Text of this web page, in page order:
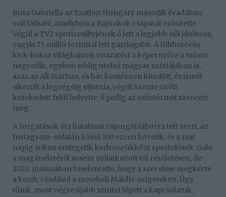
Busa Gabriella az Exatlon Hungary második évadában
volt látható, amelyben a Bajnokok csapatát erősítette.
Végül a TV2 sportreailtyjének ő lett a legjobb női játékosa,
vagyis 15 millió forinttal lett gazdagabb. A többszörös
kick-boksz világbajnok visszatért a képernyőre a műsor
negyedik, egyben eddig utolsó magyar szériájában is,
azaz az All Starban, és bár keményen küzdött, és ismét
sikerült a legvégéig eljutnia, végül Szente Gréti
kerekedett felül helyette, ő pedig az ezüstérmet szerezte
meg.
A forgatások óta hatalmas rajongói táborra tett szert, az
Instagram-oldalán közel 100 ezren követik, és a mai
napig sokan emlegetik kedvencükként sportolónőt. Gabi
a magánéletéről sosem nyilatkozott túl részletesen, de
2022. júniusában bejelentette, hogy a szerelme megkérte
a kezét, ráadásul a mesebeli Maldív-szigeteken. Úgy
tűnik, most végre újabb szintet lépett a kapcsolatuk,